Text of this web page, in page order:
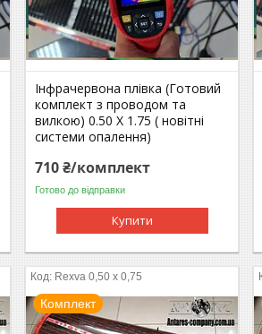
Інфрачервона плівка (Готовий
комплект з проводом та
вилкою) 0.50 Х 1.75 ( новітні
системи опалення)
710 ₴/комплект
Готово до відправки
Купити
Rexva 0,50 x 0,75
Комплект